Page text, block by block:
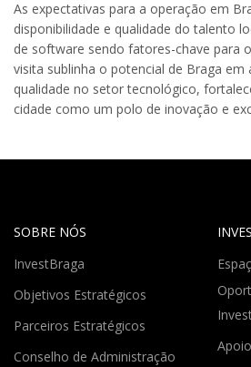
As expectativas para a operação em
disponibilidade e qualidade do talento
de software sendo fatores-chave para
visita sublinha o potencial de Braga
qualidade no setor tecnológico,
cidade como um polo de inovação e
SOBRE NÓS
InvestBraga
Objetivos Estratégicos
Parceiros Estratégicos
Conselho de Administração